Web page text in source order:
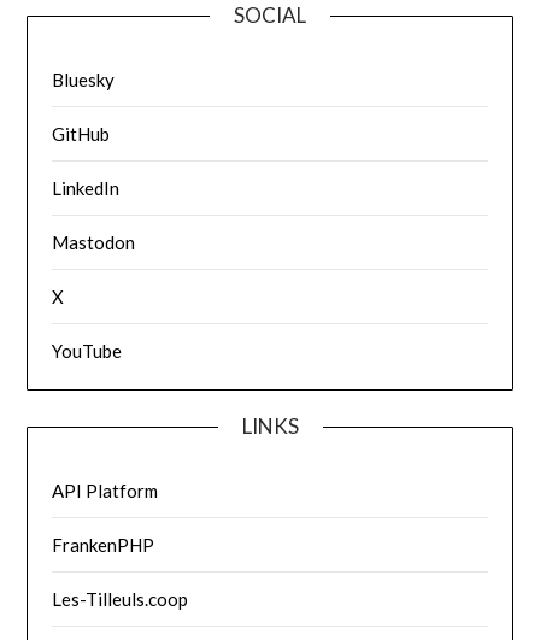
SOCIAL
Bluesky
GitHub
LinkedIn
Mastodon
X
YouTube
LINKS
API Platform
FrankenPHP
Les-Tilleuls.coop